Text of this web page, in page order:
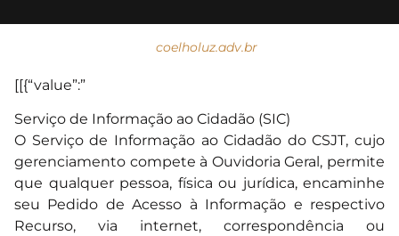
coelholuz.adv.br
[[{“value”:”
Serviço de Informação ao Cidadão (SIC)
O Serviço de Informação ao Cidadão do CSJT, cujo
gerenciamento compete à Ouvidoria Geral, permite
que qualquer pessoa, física ou jurídica, encaminhe
seu Pedido de Acesso à Informação e respectivo
Recurso, via internet, correspondência ou